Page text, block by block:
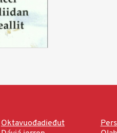
Oktavuođadieđut